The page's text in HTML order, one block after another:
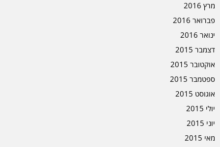
מרץ 2016
פברואר 2016
ינואר 2016
דצמבר 2015
אוקטובר 2015
ספטמבר 2015
אוגוסט 2015
יולי 2015
יוני 2015
מאי 2015